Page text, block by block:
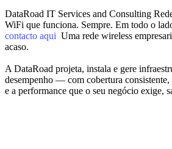
DataRoad IT Services and Consulting
WiFi que funciona. Sempre. Em todo o
contacto aqui Uma rede wireless
acaso.
A DataRoad projeta, instala e gere
desempenho — com cobertura
e a performance que o seu negócio exige,